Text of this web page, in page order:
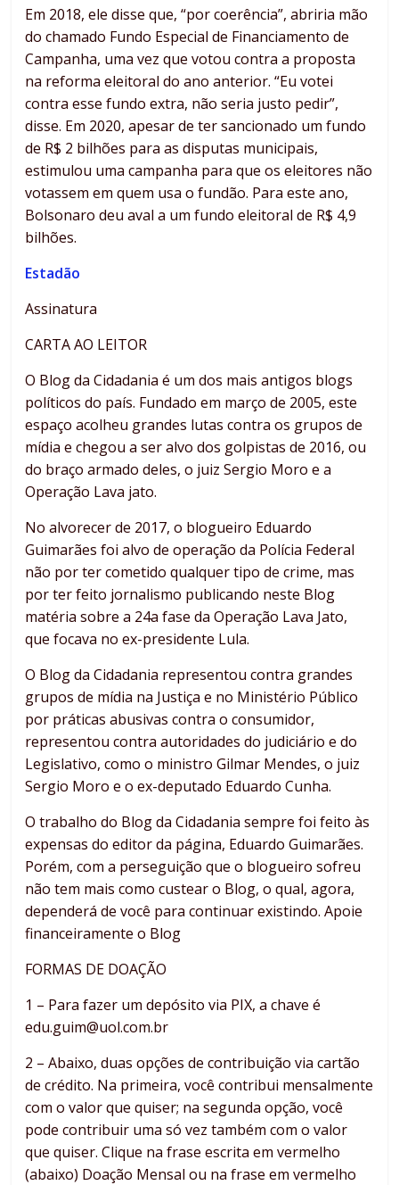
Em 2018, ele disse que, “por coerência”, abriria mão
do chamado Fundo Especial de Financiamento de
Campanha, uma vez que votou contra a proposta
na reforma eleitoral do ano anterior. “Eu votei
contra esse fundo extra, não seria justo pedir”,
disse. Em 2020, apesar de ter sancionado um fundo
de R$ 2 bilhões para as disputas municipais,
estimulou uma campanha para que os eleitores não
votassem em quem usa o fundão. Para este ano,
Bolsonaro deu aval a um fundo eleitoral de R$ 4,9
bilhões.
Estadão
Assinatura
CARTA AO LEITOR
O Blog da Cidadania é um dos mais antigos blogs
políticos do país. Fundado em março de 2005, este
espaço acolheu grandes lutas contra os grupos de
mídia e chegou a ser alvo dos golpistas de 2016, ou
do braço armado deles, o juiz Sergio Moro e a
Operação Lava jato.
No alvorecer de 2017, o blogueiro Eduardo
Guimarães foi alvo de operação da Polícia Federal
não por ter cometido qualquer tipo de crime, mas
por ter feito jornalismo publicando neste Blog
matéria sobre a 24a fase da Operação Lava Jato,
que focava no ex-presidente Lula.
O Blog da Cidadania representou contra grandes
grupos de mídia na Justiça e no Ministério Público
por práticas abusivas contra o consumidor,
representou contra autoridades do judiciário e do
Legislativo, como o ministro Gilmar Mendes, o juiz
Sergio Moro e o ex-deputado Eduardo Cunha.
O trabalho do Blog da Cidadania sempre foi feito às
expensas do editor da página, Eduardo Guimarães.
Porém, com a perseguição que o blogueiro sofreu
não tem mais como custear o Blog, o qual, agora,
dependerá de você para continuar existindo. Apoie
financeiramente o Blog
FORMAS DE DOAÇÃO
1 – Para fazer um depósito via PIX, a chave é
edu.guim@uol.com.br
2 – Abaixo, duas opções de contribuição via cartão
de crédito. Na primeira, você contribui mensalmente
com o valor que quiser; na segunda opção, você
pode contribuir uma só vez também com o valor
que quiser. Clique na frase escrita em vermelho
(abaixo) Doação Mensal ou na frase em vermelho